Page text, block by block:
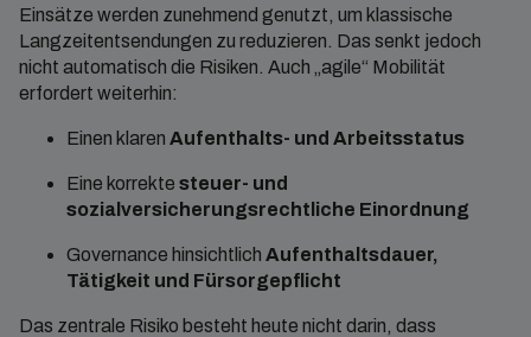
Einsätze werden zunehmend genutzt, um klassische
Langzeitentsendungen zu reduzieren. Das senkt jedoch
nicht automatisch die Risiken. Auch „agile“ Mobilität
erfordert weiterhin:
Einen klaren Aufenthalts- und Arbeitsstatus
Eine korrekte steuer- und
sozialversicherungsrechtliche Einordnung
Governance hinsichtlich Aufenthaltsdauer,
Tätigkeit und Fürsorgepflicht
Das zentrale Risiko besteht heute nicht darin, dass